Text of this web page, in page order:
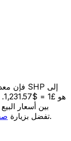
بين أسعار
تكلفة هذا التحويل مع Xe، تفضل بزيارة.